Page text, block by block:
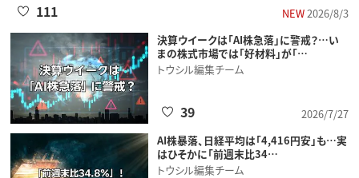
NEW2026/8/3
111
決算ウイークは「AI株急落」に警戒？…い
まの株式市場では「好材料」が「…
トウシル編集チーム
2026/7/27
39
AI株暴落、日経平均は「4,416円安」も…実
はひそかに「前週末比34…
トウシル編集チーム